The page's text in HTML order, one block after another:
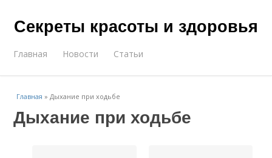
Секреты красоты и здоровья
Главная Новости Статьи
Главная »Дыхание при ходьбе
Дыхание при ходьбе